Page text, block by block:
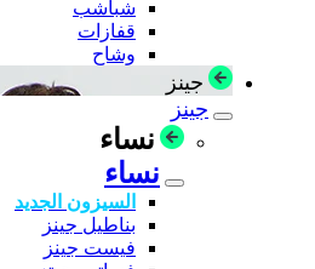
شباشب
قفازات
وشاح
جينز
جينز
نساء
نساء
السيزون الجديد
بناطيل جينز
فيست جينز